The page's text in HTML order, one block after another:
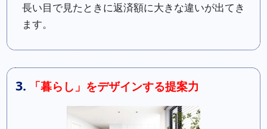
長い目で見たときに返済額に大きな違いが出てき
ます。
3. 「暮らし」をデザインする提案力